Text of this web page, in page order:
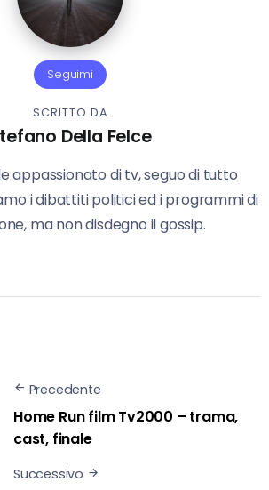
Seguimi
SCRITTO DA
Della Felce
appassionato di tv, seguo di tutto
i dibattiti politici ed i programmi di
ma non disdegno il gossip.
Precedente
Home Run film Tv2000 – trama,
cast, finale
Successivo